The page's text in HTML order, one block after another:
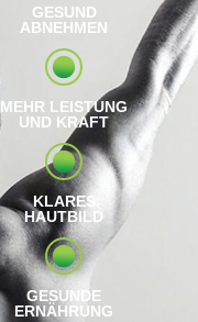
GESUND
ABNEHMEN
MEHR LEISTUNG
UND KRAFT
KLARES
HAUTBILD
GESUNDE
ERNÄHRUNG